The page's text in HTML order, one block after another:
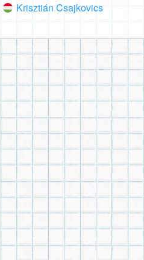
Krisztián Csajkovics